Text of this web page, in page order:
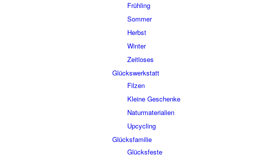
Frühling
Sommer
Herbst
Winter
Zeitloses
Glückswerkstatt
Filzen
Kleine Geschenke
Naturmaterialien
Upcycling
Glücksfamilie
Glücksfeste